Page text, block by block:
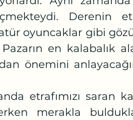
Derenin
oyuncaklar gibi
en kalabalık
önemini
merakla